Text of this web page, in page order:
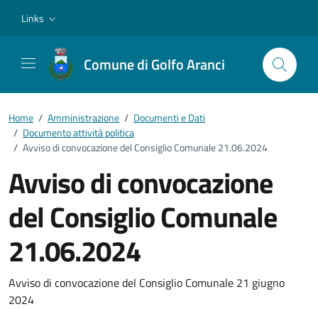
Links
Comune di Golfo Aranci
Home / Amministrazione / Documenti e Dati
/ Documento attività politica
/ Avviso di convocazione del Consiglio Comunale 21.06.2024
Avviso di convocazione
del Consiglio Comunale
21.06.2024
Dettagli del documento
Avviso di convocazione del Consiglio Comunale 21 giugno
2024